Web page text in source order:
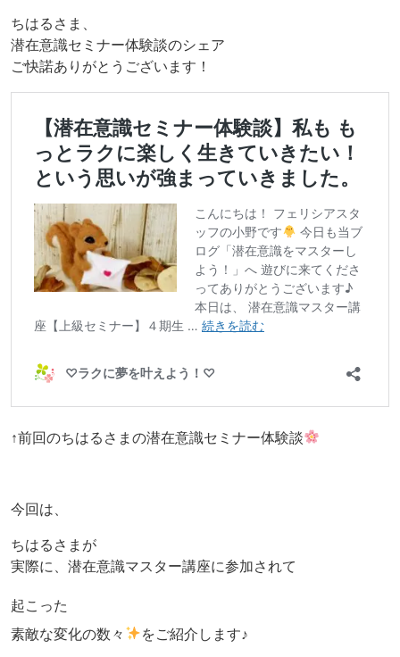
ちはるさま、
潜在意識セミナー体験談のシェア
ご快諾ありがとうございます！
↑前回のちはるさまの潜在意識セミナー体験談
今回は、
ちはるさまが
実際に、潜在意識マスター講座に参加されて
起こった
素敵な変化の数々
をご紹介します♪